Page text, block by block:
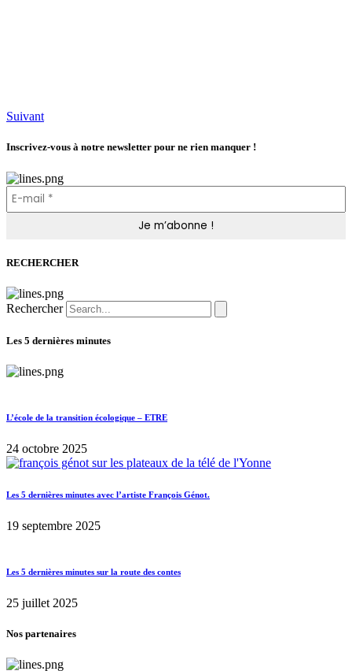
Suivant
Inscrivez-vous à notre newsletter pour ne rien manquer !
RECHERCHER
Rechercher
Les 5 dernières minutes
L’école de la transition écologique – ETRE
24 octobre 2025
Les 5 dernières minutes avec l’artiste François Génot.
19 septembre 2025
Les 5 dernières minutes sur la route des contes
25 juillet 2025
Nos partenaires